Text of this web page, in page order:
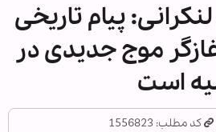
پیام تاریخی
موج جدیدی در
است
کد مطلب: 1556823